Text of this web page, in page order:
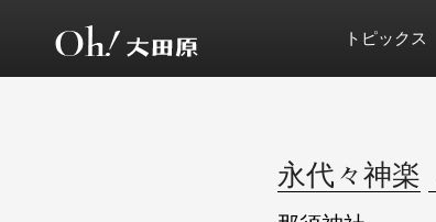
トピックス
永代々神楽